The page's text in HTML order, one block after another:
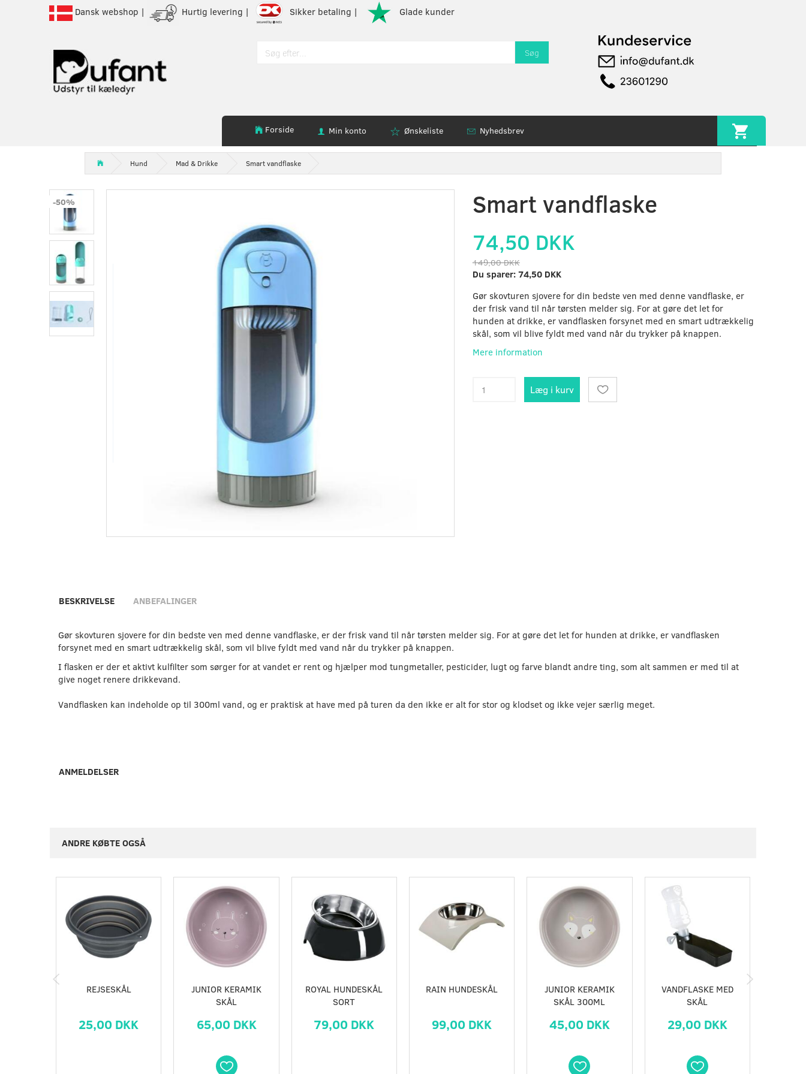
Dansk webshop | Hurtig levering | Sikker betaling | Glade kunder
Søg
Forside Min konto Ønskeliste Nyhedsbrev
Hund Mad & Drikke Smart vandflaske
-50% Smart vandflaske
74,50 DKK
149,00 DKK
Du sparer: 74,50 DKK
Gør skovturen sjovere for din bedste ven med denne vandflaske, er
der frisk vand til når tørsten melder sig. For at gøre det let for
hunden at drikke, er vandflasken forsynet med en smart udtrækkelig
skål, som vil blive fyldt med vand når du trykker på knappen.
Mere information
Læg i kurv
BESKRIVELSE ANBEFALINGER
Gør skovturen sjovere for din bedste ven med denne vandflaske, er der frisk vand til når tørsten melder sig. For at gøre det let for hunden at drikke, er vandflasken
forsynet med en smart udtrækkelig skål, som vil blive fyldt med vand når du trykker på knappen.
I flasken er der et aktivt kulfilter som sørger for at vandet er rent og hjælper mod tungmetaller, pesticider, lugt og farve blandt andre ting, som alt sammen er med til at
give noget renere drikkevand.
Vandflasken kan indeholde op til 300ml vand, og er praktisk at have med på turen da den ikke er alt for stor og klodset og ikke vejer særlig meget.
ANMELDELSER
ANDRE KØBTE OGSÅ
REJSESKÅL
25,00 DKK
JUNIOR KERAMIK
SKÅL
65,00 DKK
ROYAL HUNDESKÅL
SORT
79,00 DKK
RAIN HUNDESKÅL
99,00 DKK
JUNIOR KERAMIK
SKÅL 300ML
45,00 DKK
VANDFLASKE MED
SKÅL
29,00 DKK